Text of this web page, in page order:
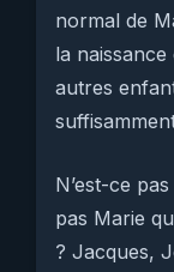
normal de
la naissance
autres
N’est-ce
pas Marie
? Jacques,